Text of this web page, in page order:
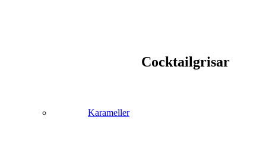
Cocktailgrisar
Karameller